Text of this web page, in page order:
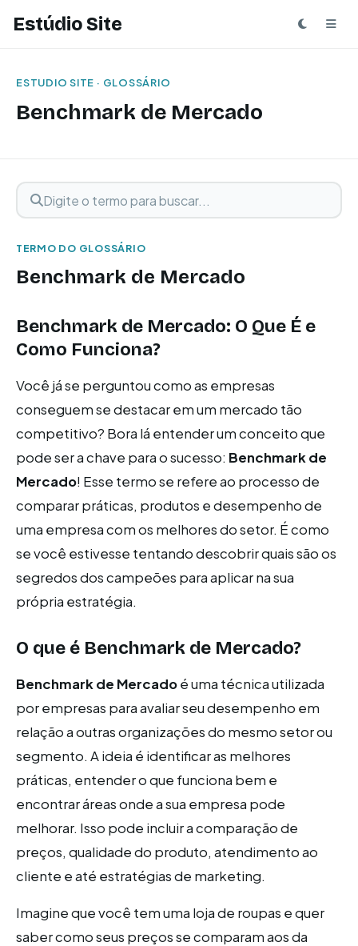
Estúdio Site
ESTUDIO SITE · GLOSSÁRIO
Benchmark de Mercado
Buscar termo
Digite o termo para buscar
TERMO DO GLOSSÁRIO
Benchmark de Mercado
Benchmark de Mercado: O Que É e
Como Funciona?
Você já se perguntou como as empresas
conseguem se destacar em um mercado tão
competitivo? Bora lá entender um conceito que
pode ser a chave para o sucesso: Benchmark de
Mercado! Esse termo se refere ao processo de
comparar práticas, produtos e desempenho de
uma empresa com os melhores do setor. É como
se você estivesse tentando descobrir quais são os
segredos dos campeões para aplicar na sua
própria estratégia.
O que é Benchmark de Mercado?
Benchmark de Mercadoé uma técnica utilizada
por empresas para avaliar seu desempenho em
relação a outras organizações do mesmo setor ou
segmento. A ideia é identificar as melhores
práticas, entender o que funciona bem e
encontrar áreas onde a sua empresa pode
melhorar. Isso pode incluir a comparação de
preços, qualidade do produto, atendimento ao
cliente e até estratégias de marketing.
Imagine que você tem uma loja de roupas e quer
saber como seus preços se comparam aos da